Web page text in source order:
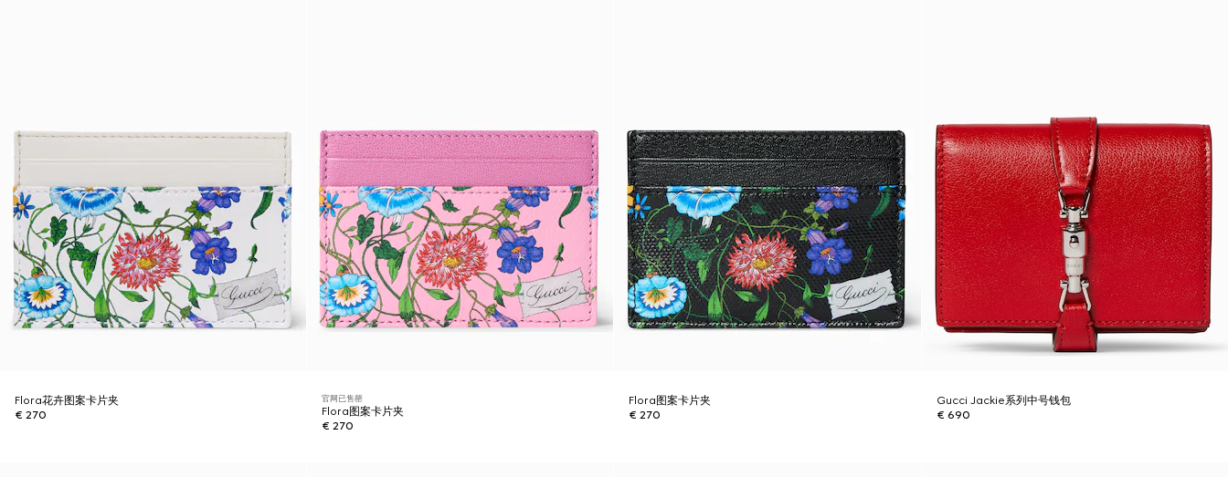
Flora花卉图案卡片夹
€ 270
官网已售罄
Flora图案卡片夹
€ 270
Flora图案卡片夹
€ 270
Gucci Jackie系列中号钱包
€ 690